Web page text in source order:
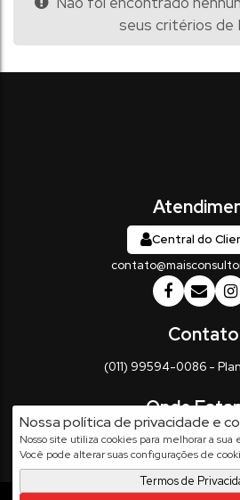
Nossa política de privacidade e
Nosso site utiliza cookies para melhorar a
Você pode alterar suas configurações de
Termos de
seus critérios de
Central do
(011) 99594-0086 -
Rua Vinte e Três de Maio, 337